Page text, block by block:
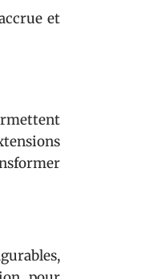
et